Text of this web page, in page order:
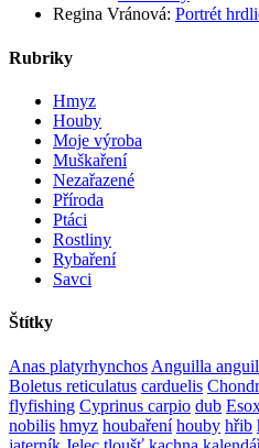
Regina Vránová: Portrét
Rubriky
Hmyz
Houby
Moje výroba
Muškaření
Nezařazené
Příroda
Ptáci
Rostliny
Rybaření
Savci
Štítky
Anas platyrhynchos Anguilla
Boletus reticulatus carduelis
flyfishing Cyprinus carpio dub
nobilis hmyz houbaření houby hřib